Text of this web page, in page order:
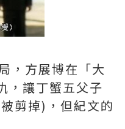
，方展博在「大
，讓丁蟹五父子
剪掉)，但紀文的